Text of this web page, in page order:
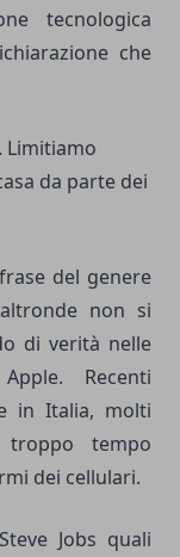
tecnologica
che
Limitiamo
da parte dei
del genere
non si
di verità nelle
Recenti
in Italia, molti
troppo tempo
dei cellulari.
Jobs quali